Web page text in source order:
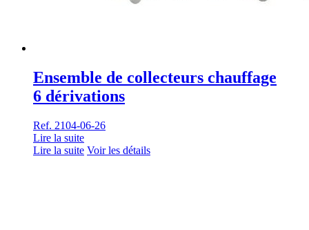
Ensemble de collecteurs chauffage
6 dérivations
Ref. 2104-06-26
Lire la suite
Lire la suite Voir les détails